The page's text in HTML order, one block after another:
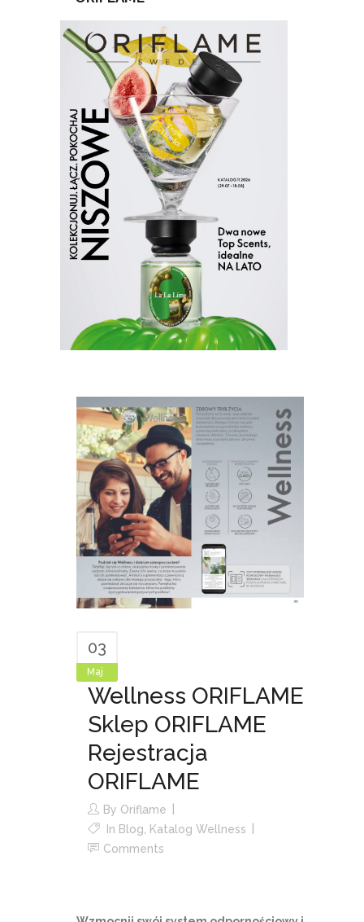
03
Maj
Wellness ORIFLAME
Sklep ORIFLAME
Rejestracja
ORIFLAME
By Oriflame
In Blog
Katalog Wellness
Comments